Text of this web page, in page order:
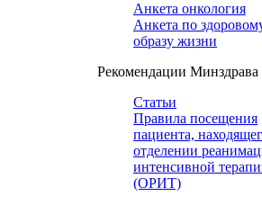
Анкета онкология
Анкета по
образу жизни
Рекомендации Минздрава
Статьи
Правила посещения
пациента,
отделении
интенсивной
(ОРИТ)